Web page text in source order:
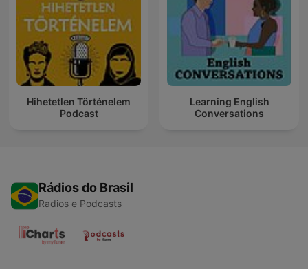
Hihetetlen Történelem
Podcast
Learning English
Conversations
Rádios do Brasil
Radios e Podcasts